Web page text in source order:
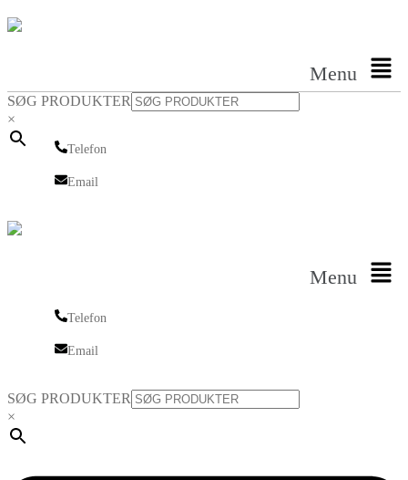
Menu
SØG PRODUKTER
×
Telefon
Email
Menu
Telefon
Email
SØG PRODUKTER
×